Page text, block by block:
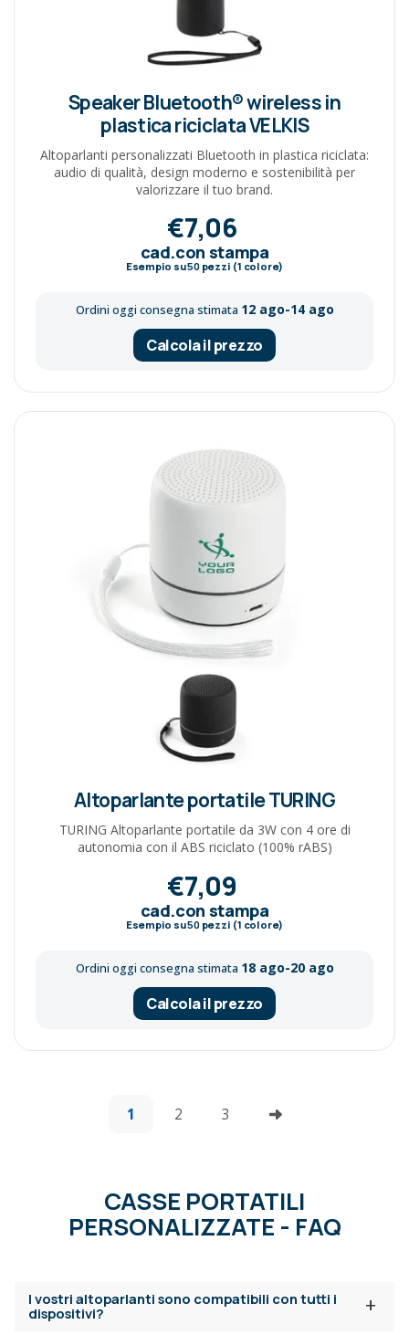
Speaker Bluetooth® wireless in
plastica riciclata VELKIS
Altoparlanti personalizzati Bluetooth in plastica riciclata:
audio di qualità, design moderno e sostenibilità per
valorizzare il tuo brand.
€7,06
cad.con stampa
Esempio su50pezzi (1 colore)
Ordini oggi consegna stimata 12 ago-14 ago
Calcola il prezzo
Altoparlante portatile TURING
TURING Altoparlante portatile da 3W con 4 ore di
autonomia con il ABS riciclato (100% rABS)
€7,09
cad.con stampa
Esempio su50pezzi (1 colore)
Ordini oggi consegna stimata 18 ago-20 ago
Calcola il prezzo
1 2 3
CASSE PORTATILI
PERSONALIZZATE - FAQ
+
I vostri altoparlanti sono compatibili con tutti i
dispositivi?